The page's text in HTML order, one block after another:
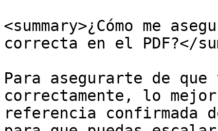
<summary>¿Cómo me
correcta en el PDF?</
Para asegurarte de que
correctamente, lo
referencia confirmada